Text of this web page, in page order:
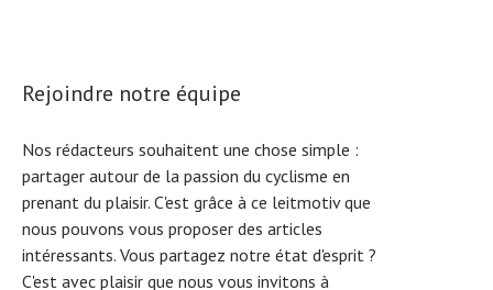
Rejoindre notre équipe
Nos rédacteurs souhaitent une chose simple :
partager autour de la passion du cyclisme en
prenant du plaisir. C'est grâce à ce leitmotiv que
nous pouvons vous proposer des articles
intéressants. Vous partagez notre état d'esprit ?
C'est avec plaisir que nous vous invitons à